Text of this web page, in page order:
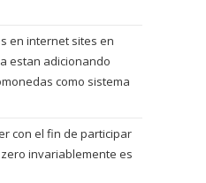
en internet sites en
estan adicionando
como sistema
con el fin de participar
invariablemente es